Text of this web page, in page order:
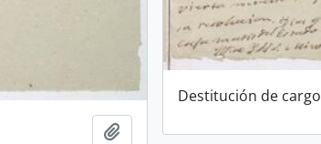
Destitución de cargo
Añadir al portapapeles